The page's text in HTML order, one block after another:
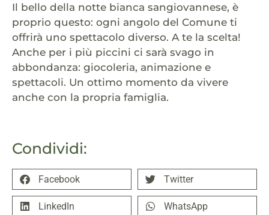
Condividi:
Facebook Twitter
LinkedIn WhatsApp
Il bello della notte bianca sangiovannese, è
proprio questo: ogni angolo del Comune ti
offrirà uno spettacolo diverso. A te la scelta!
Anche per i più piccini ci sarà svago in
abbondanza: giocoleria, animazione e
spettacoli. Un ottimo momento da vivere
anche con la propria famiglia.